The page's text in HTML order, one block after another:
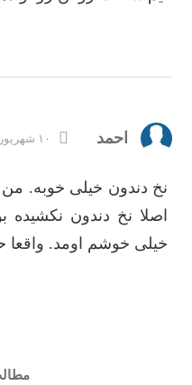
احمد ۱۰ شهریور ۱۴۰۰ | ۲۳:۱۳
اصلا نخ دندون نکشیده
خیلی خوشم اومد.